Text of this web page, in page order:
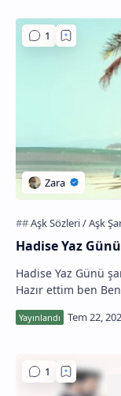
Hadise Yaz
Hadise Yaz Günü
Hazır ettim ben